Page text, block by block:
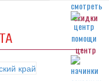
скидки
центр